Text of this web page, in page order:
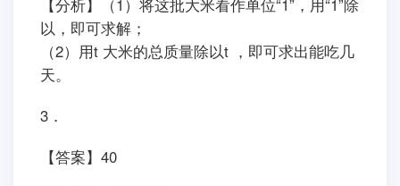
【分析】（1）将这批大米看作单位“1”，用“1”除
以，即可求解；
（2）用t 大米的总质量除以t ，即可求出能吃几
天。
3．
【答案】40